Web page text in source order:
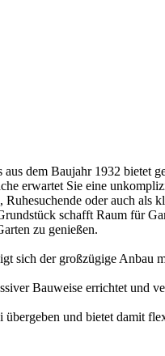
dem Baujahr 1932 bietet
erwartet Sie eine
Ruhesuchende oder auch
schafft Raum für
zu genießen.
sich der großzügige Anbau
Bauweise errichtet und
und bietet damit